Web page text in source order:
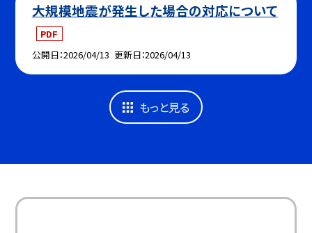
大規模地震が発生した場合の対応について
PDF
公開日 2026/04/13 更新日 2026/04/13
もっと見る